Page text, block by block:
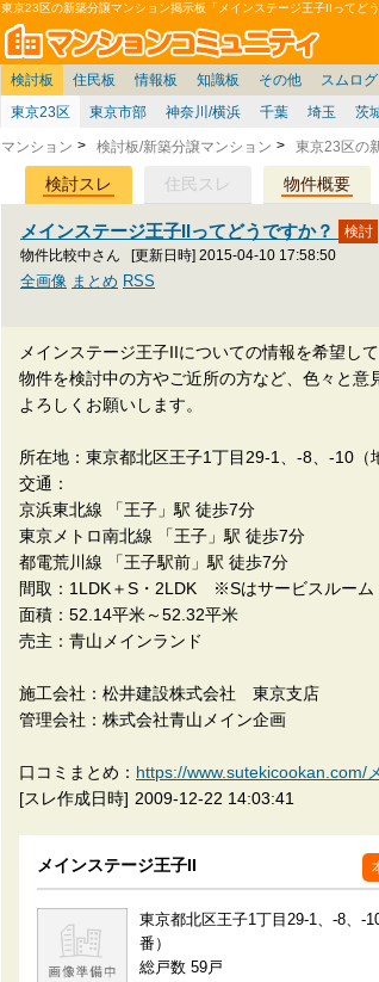
東京23区の新築分譲マンション掲示板「メインステージ王子IIってど
マン
検討板
東京23区
東京市部 神奈川/横浜 千葉 埼玉 茨
住民板
東京 神奈川 埼玉/千葉/関東 札幌/東北/北陸/信越
情報板
価格表 スムログ出張所 暮らしやすさ評価 見学記
知識板
住宅ローン デベ/ゼネコン マンション雑談 マンシ
その他
雑談 賃貸 移住相談 リゾート 広告 バトル
スムログ
お便り返し 座談会/対談 ブロガーの本音 マンショ
関東 中部 近畿 北海道 東北 中国 九州 そ
東京都 神奈川県 千葉県 埼玉県 愛知県 大阪府
注文住宅 建売住宅 戸建質問 住宅設備
マンション 検討板/新築分譲マンション 東京23区の
検討スレ 住民スレ 物件概要
メインステージ王子IIってどうですか？
物件比較中さん [更新日時] 2015-04-10 17:58:50
全画像 まとめ RSS
メインステージ王子IIについての情報を希望して
物件を検討中の方やご近所の方など、色々と意
よろしくお願いします。
所在地：東京都北区王子1丁目29-1、-8、-10（
交通：
京浜東北線 「王子」駅 徒歩7分
東京メトロ南北線 「王子」駅 徒歩7分
都電荒川線 「王子駅前」駅 徒歩7分
間取：1LDK＋S・2LDK ※Sはサービスルーム
面積：52.14平米～52.32平米
売主：青山メインランド
施工会社：松井建設株式会社 東京支店
管理会社：株式会社青山メイン企画
口コミまとめ： https://www.sutekicookan.com/
[スレ作成日時] 2009-12-22 14:03:41
メインステージ王子II
東京都北区王子1丁目29-1、-8、-
番）
総戸数 59戸